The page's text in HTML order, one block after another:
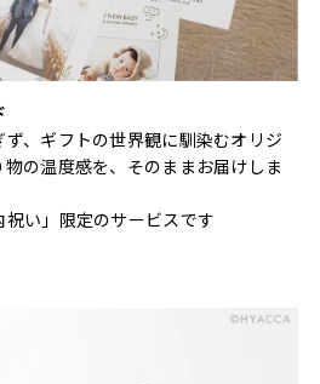
、ギフトの世界観に馴染むオリジ
の温度感を、そのままお届けしま
い」限定のサービスです